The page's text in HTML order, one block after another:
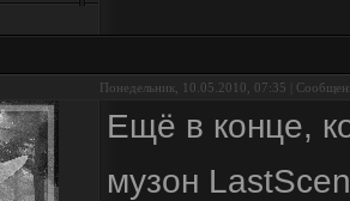
Понедельник, 10.05.2010, 07:35 |
Ещё в конце,
музон